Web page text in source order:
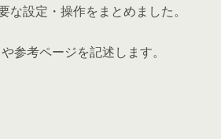
な設定・操作をまとめました。
参考ページを記述します。